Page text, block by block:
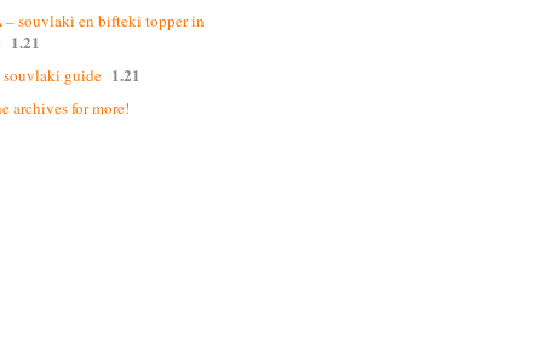
– souvlaki en bifteki topper in
1.21
souvlaki guide 1.21
archives for more!